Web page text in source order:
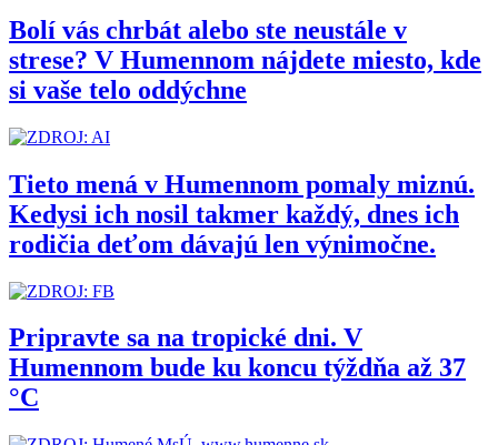
Bolí vás chrbát alebo ste neustále v
strese? V Humennom nájdete miesto, kde
si vaše telo oddýchne
Tieto mená v Humennom pomaly miznú.
Kedysi ich nosil takmer každý, dnes ich
rodičia deťom dávajú len výnimočne.
Pripravte sa na tropické dni. V
Humennom bude ku koncu týždňa až 37
°C